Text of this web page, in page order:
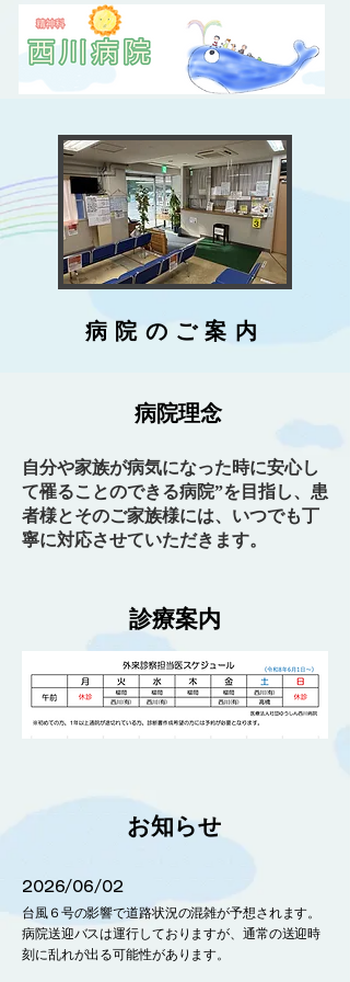
病院のご案内
病院理念
自分や家族が病気になった時に安心し
て罹ることのできる病院”を目指し、患
者様とそのご家族様には、いつでも丁
寧に対応させていただきます。
​診療案内
お知らせ
2026/06/02
台風６号の影響で道路状況の混雑が予想されます。
病院送迎バスは運行しておりますが、通常の送迎時
刻に乱れが出る可能性があります。